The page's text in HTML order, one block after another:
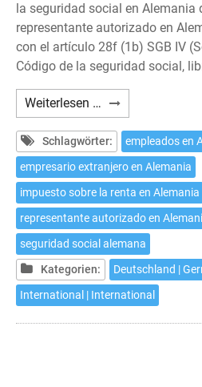
la seguridad social en Alemania
representante autorizado en
con el artículo 28f (1b) SGB IV
Código de la seguridad social,
Weiterlesen … Seguridad
Social
alemana:
Representante
autorizado
en
Alemania
Schlagwörter:
empleados en
empresario extranjero en Alemania
impuesto sobre la renta en Alemania
representante autorizado en
seguridad social alemana
Kategorien:
Deutschland |
International | International